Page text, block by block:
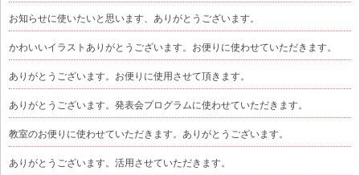
お知らせに使いたいと思います、ありがとうございます。
かわいいイラストありがとうございます。お便りに使わせていただきます。
ありがとうございます。お便りに使用させて頂きます。
ありがとうございます。発表会プログラムに使わせていただきます。
教室のお便りに使わせていただきます。ありがとうございます。
ありがとうございます。活用させていただきます。